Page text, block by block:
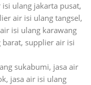
ulang jakarta pusat,
air isi ulang tangsel,
isi ulang karawang
supplier air isi
sukabumi, jasa air
jasa air isi ulang